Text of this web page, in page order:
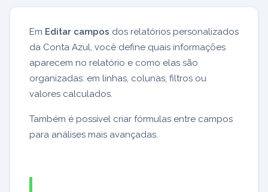
Em Editar campos dos relatórios personalizados
da Conta Azul, você define quais informações
aparecem no relatório e como elas são
organizadas: em linhas, colunas, filtros ou
valores calculados.
Também é possível criar fórmulas entre campos
para análises mais avançadas.